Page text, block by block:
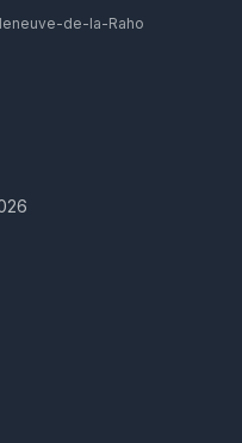
de-la-Raho